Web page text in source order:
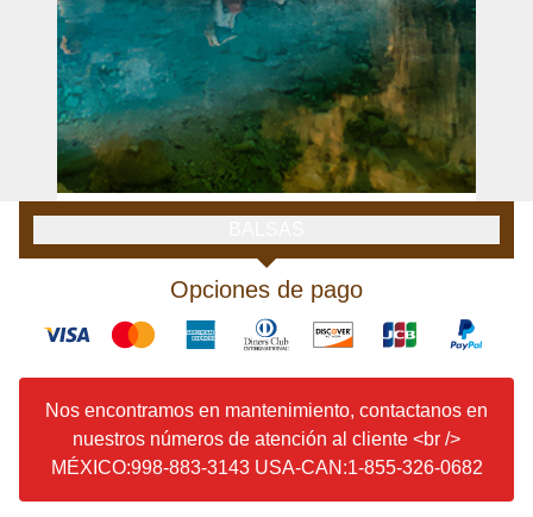
Opciones de pago
Nos encontramos en mantenimiento, contactanos en
nuestros números de atención al cliente <br />
MÉXICO:998-883-3143 USA-CAN:1-855-326-0682